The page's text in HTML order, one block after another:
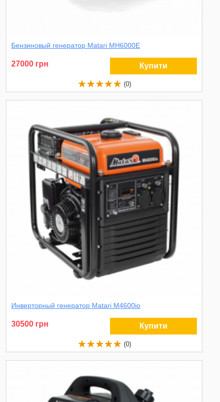
Бензиновый генератор Matari MH6000E
27000 грн Купити
(0)
Инверторный генератор Matari M4600io
30500 грн Купити
(0)